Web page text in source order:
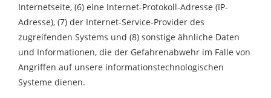
Internetseite, (6) eine Internet-Protokoll-Adresse (IP-
Adresse), (7) der Internet-Service-Provider des
zugreifenden Systems und (8) sonstige ähnliche Daten
und Informationen, die der Gefahrenabwehr im Falle von
Angriffen auf unsere informationstechnologischen
Systeme dienen.